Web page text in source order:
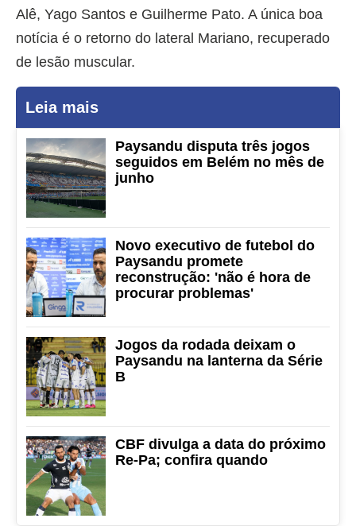
Alê, Yago Santos e Guilherme Pato. A única boa
notícia é o retorno do lateral Mariano, recuperado
de lesão muscular.
Leia mais
Paysandu disputa três jogos
seguidos em Belém no mês de
junho
Novo executivo de futebol do
Paysandu promete
reconstrução: 'não é hora de
procurar problemas'
Jogos da rodada deixam o
Paysandu na lanterna da Série
B
CBF divulga a data do próximo
Re-Pa; confira quando